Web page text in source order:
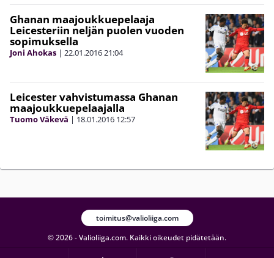
Ghanan maajoukkuepelaaja
Leicesteriin neljän puolen vuoden
sopimuksella
Joni Ahokas | 22.01.201621:04
Leicester vahvistumassa Ghanan
maajoukkuepelaajalla
Tuomo Väkevä | 18.01.2016 12:57
© 2026 - Valioliiga.com. Kaikki oikeudet pidätetään.
toimitus@valioliiga.com